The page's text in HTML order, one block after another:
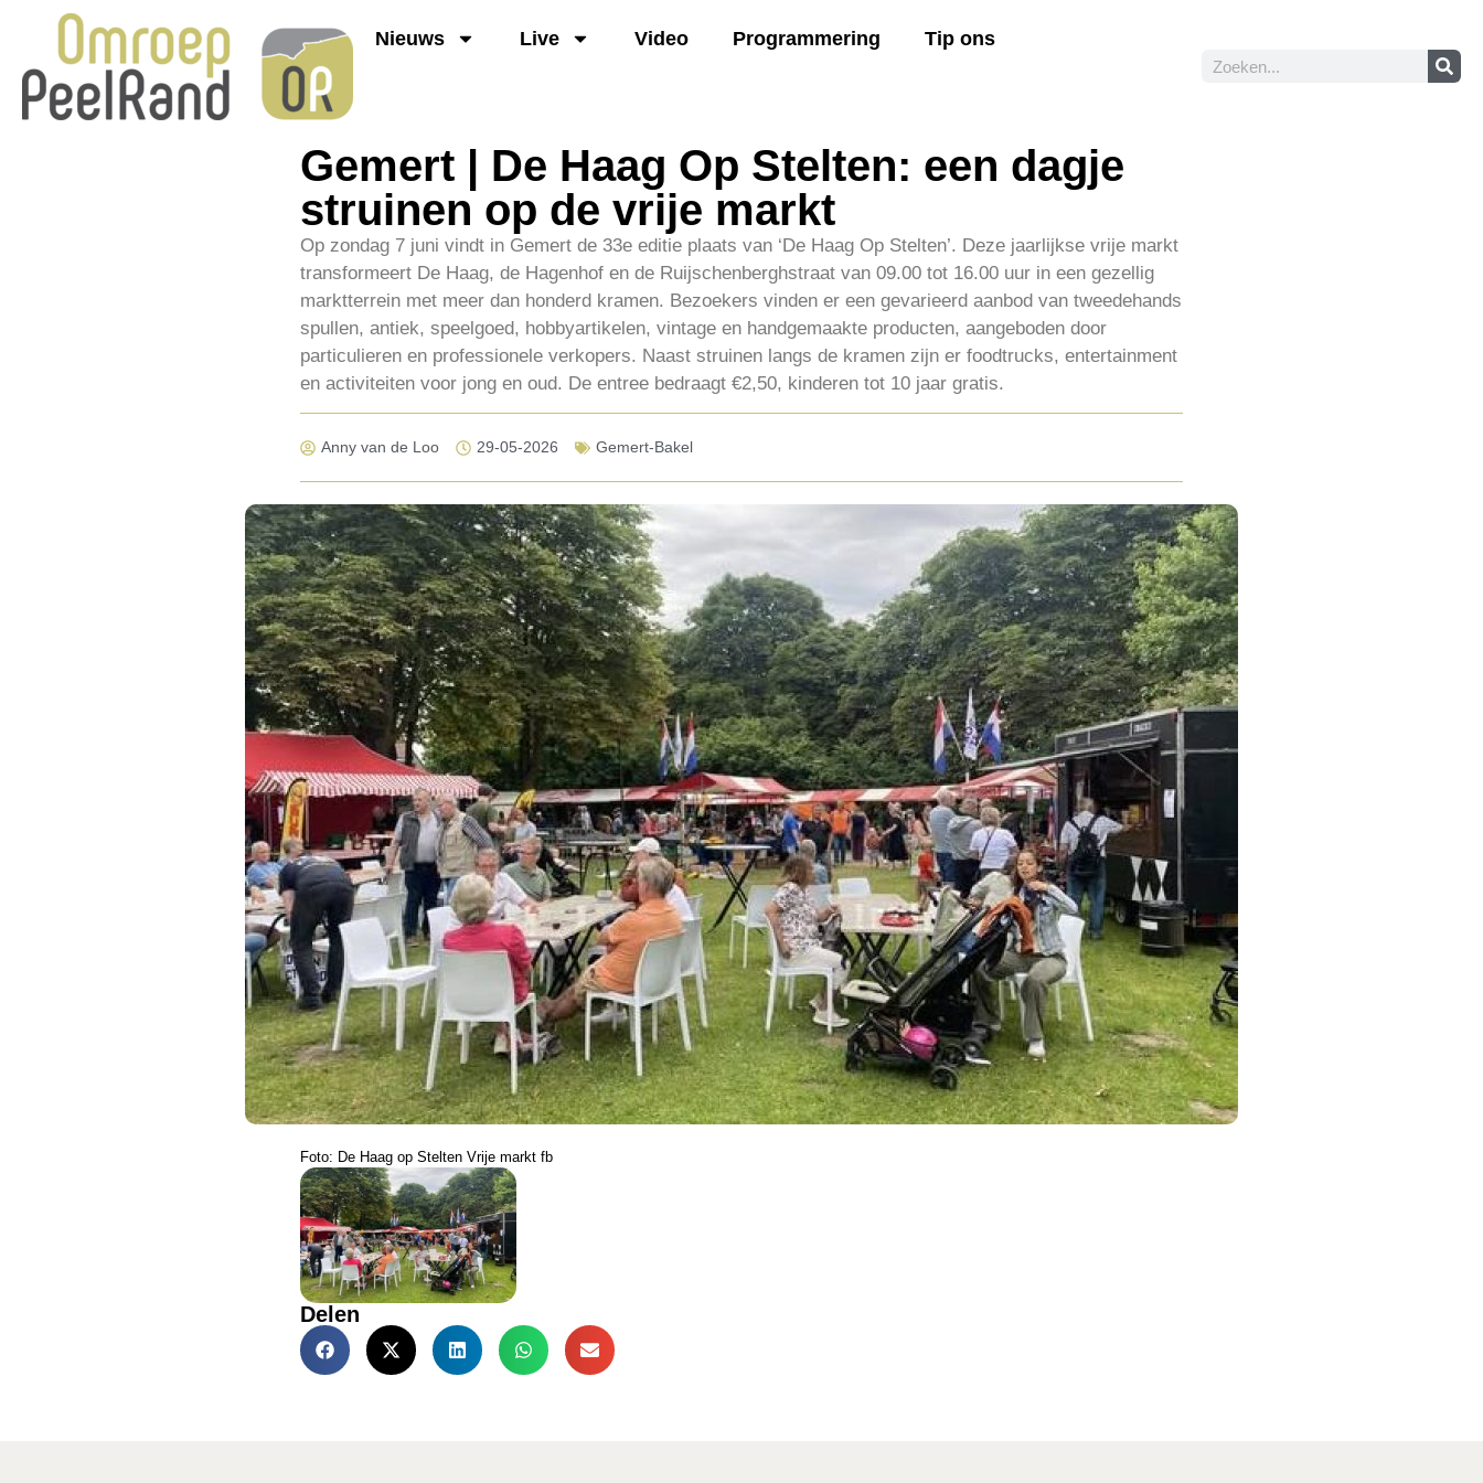
Nieuws Live Video Programmering Tip ons
Gemert | De Haag Op Stelten: een dagje
struinen op de vrije markt
Op zondag 7 juni vindt in Gemert de 33e editie plaats van ‘De Haag Op Stelten’. Deze jaarlijkse vrije markt
transformeert De Haag, de Hagenhof en de Ruijschenberghstraat van 09.00 tot 16.00 uur in een gezellig
marktterrein met meer dan honderd kramen. Bezoekers vinden er een gevarieerd aanbod van tweedehands
spullen, antiek, speelgoed, hobbyartikelen, vintage en handgemaakte producten, aangeboden door
particulieren en professionele verkopers. Naast struinen langs de kramen zijn er foodtrucks, entertainment
en activiteiten voor jong en oud. De entree bedraagt €2,50, kinderen tot 10 jaar gratis.
Anny van de Loo 29-05-2026 Gemert-Bakel
Foto: De Haag op Stelten Vrije markt fb
Delen